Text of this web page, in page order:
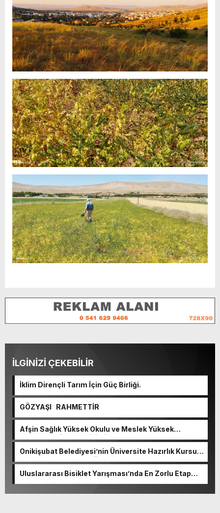
İLGİNİZİ ÇEKEBİLİR
İklim Dirençli Tarım İçin Güç Birliği.
GÖZYAŞI RAHMETTİR
Afşin Sağlık Yüksek Okulu ve Meslek Yüksek
Okulunda görev değişimi!
Onikişubat Belediyesi’nin Üniversite Hazırlık Kursu
başvurularında son gün 7 Ağustos.
Uluslararası Bisiklet Yarışması’nda En Zorlu Etap
Tamamlandı.